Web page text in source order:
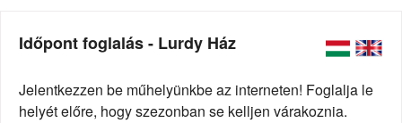
Időpont foglalás - Lurdy Ház
Jelentkezzen be műhelyünkbe az interneten! Foglalja le
helyét előre, hogy szezonban se kelljen várakoznia.